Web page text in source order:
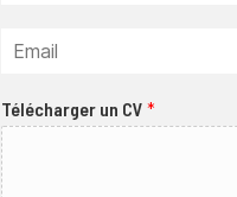
Télécharger un CV *